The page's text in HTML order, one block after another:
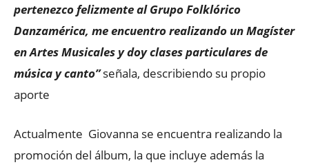
pertenezco felizmente al Grupo Folklórico
Danzamérica, me encuentro realizando un Magíster
en Artes Musicales y doy clases particulares de
música y canto”señala, describiendo su propio
aporte
Actualmente Giovanna se encuentra realizando la
promoción del álbum, la que incluye además la